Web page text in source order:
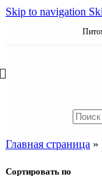
Skip to navigation
Главная страница »
Сортировать по